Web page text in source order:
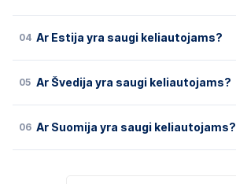
04 Ar Estija yra saugi keliautojams?
05 Ar Švedija yra saugi keliautojams?
06 Ar Suomija yra saugi keliautojams?